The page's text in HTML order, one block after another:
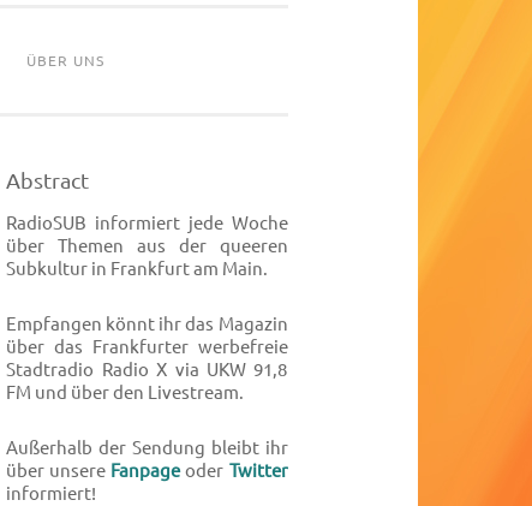
ÜBER UNS
Abstract
RadioSUB informiert jede Woche
über Themen aus der queeren
Subkultur in Frankfurt am Main.
Empfangen könnt ihr das Magazin
über das Frankfurter werbefreie
Stadtradio Radio X via UKW 91,8
FM und über den Livestream.
Außerhalb der Sendung bleibt ihr
über unsere Fanpageoder Twitter
informiert!